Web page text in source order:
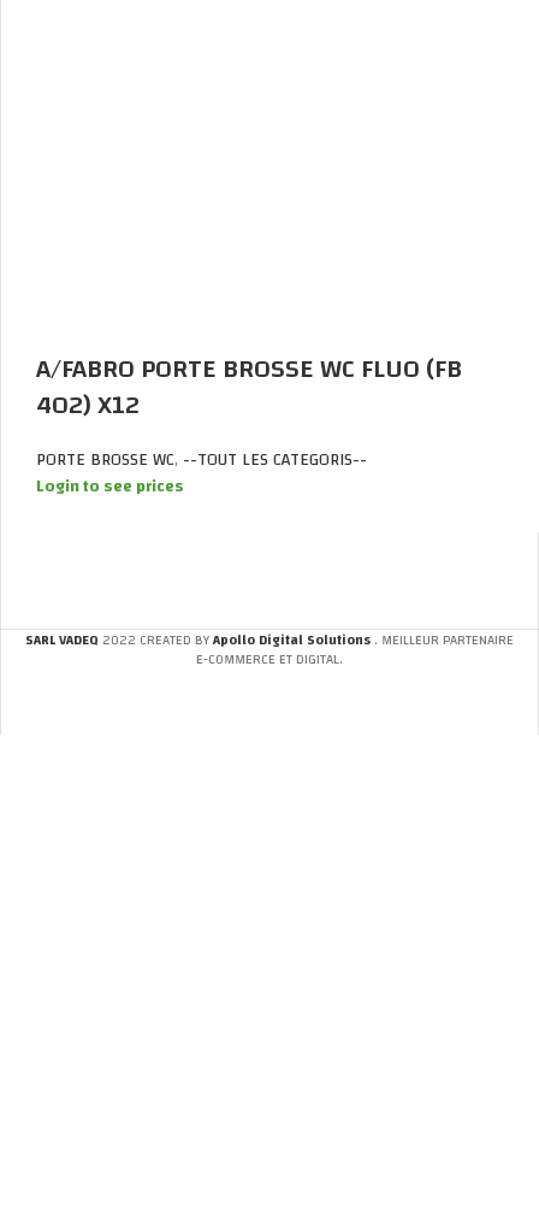
A/FABRO PORTE BROSSE WC FLUO (FB
402) X12
PORTE BROSSE WC, --TOUT LES CATEGORIS--
Login to see prices
SARL VADEQ 2022 CREATED BYApollo Digital Solutions. MEILLEUR PARTENAIRE
E-COMMERCE ET DIGITAL.